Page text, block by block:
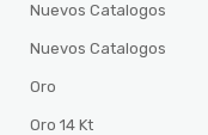
Nuevos Catalogos
Nuevos Catalogos
Oro
Oro 14 Kt